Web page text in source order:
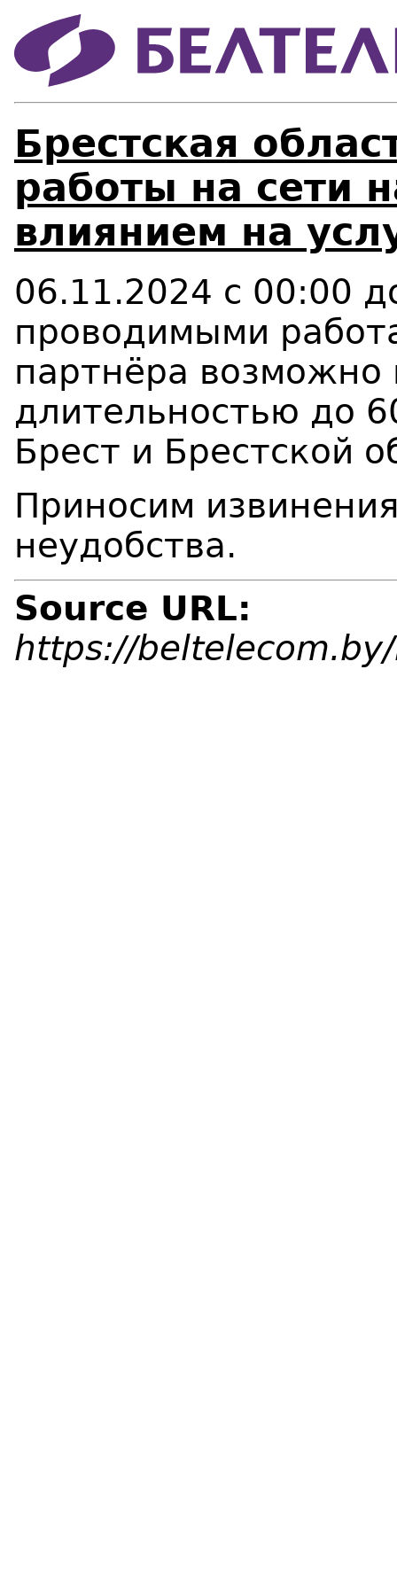
Брестская
работы на сети
влиянием на
06.11.2024 с 00:00
проводимыми
партнёра возможно
длительностью до
Брест и Брестской
Приносим
неудобства.
Source URL:
https://